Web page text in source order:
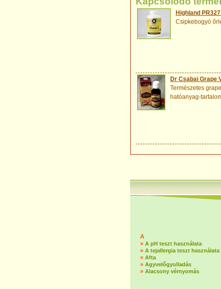
Highland
Csipkebogyó
Dr Csabai Grape
Természetes
hatóanyag-
A
» A pH teszt használata
» A tejallergia teszt használata
» Afta
» Agyvelőgyulladás
» Alacsony vérnyomás